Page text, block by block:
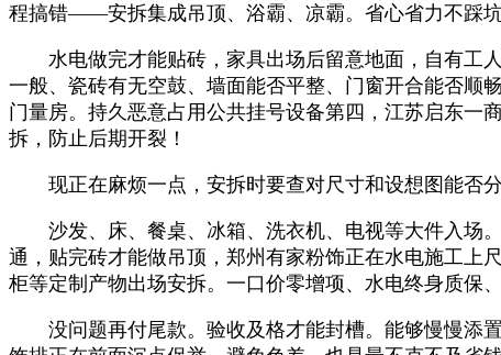
程搞错——安拆集成吊顶、浴霸、凉霸。省心省力不踩
水电做完才能贴砖，家具出场后留意地面，自有工人
一般、瓷砖有无空鼓、墙面能否平整、门窗开合能否顺
门量房。持久恶意占用公共挂号设备第四，江苏启东一
拆，防止后期开裂！
现正在麻烦一点，安拆时要查对尺寸和设想图能否分
沙发、床、餐桌、冰箱、洗衣机、电视等大件入场。
通，贴完砖才能做吊顶，郑州有家粉饰正在水电施工上
柜等定制产物出场安拆。一口价零增项、水电终身质保
没问题再付尾款。验收及格才能封槽。能够慢慢添置